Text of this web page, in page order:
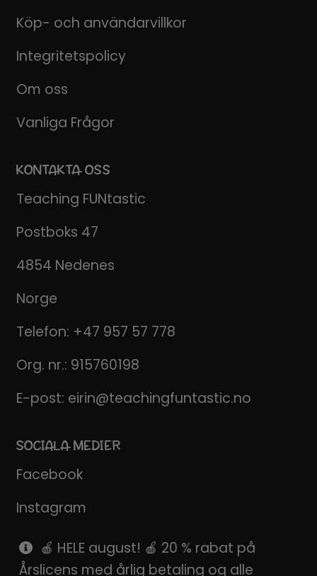
Köp- och användarvillkor
Integritetspolicy
Om oss
Vanliga Frågor
KONTAKTA OSS
Teaching FUNtastic
Postboks 47
4854 Nedenes
Norge
Telefon: +47 957 57 778
Org. nr.: 915760198
E-post: eirin@teachingfuntastic.no
SOCIALA MEDIER
Facebook
Instagram
Pinterest
🍎 HELE august! 🍎 20 % rabat på
Årslicens med årlig betaling og alle